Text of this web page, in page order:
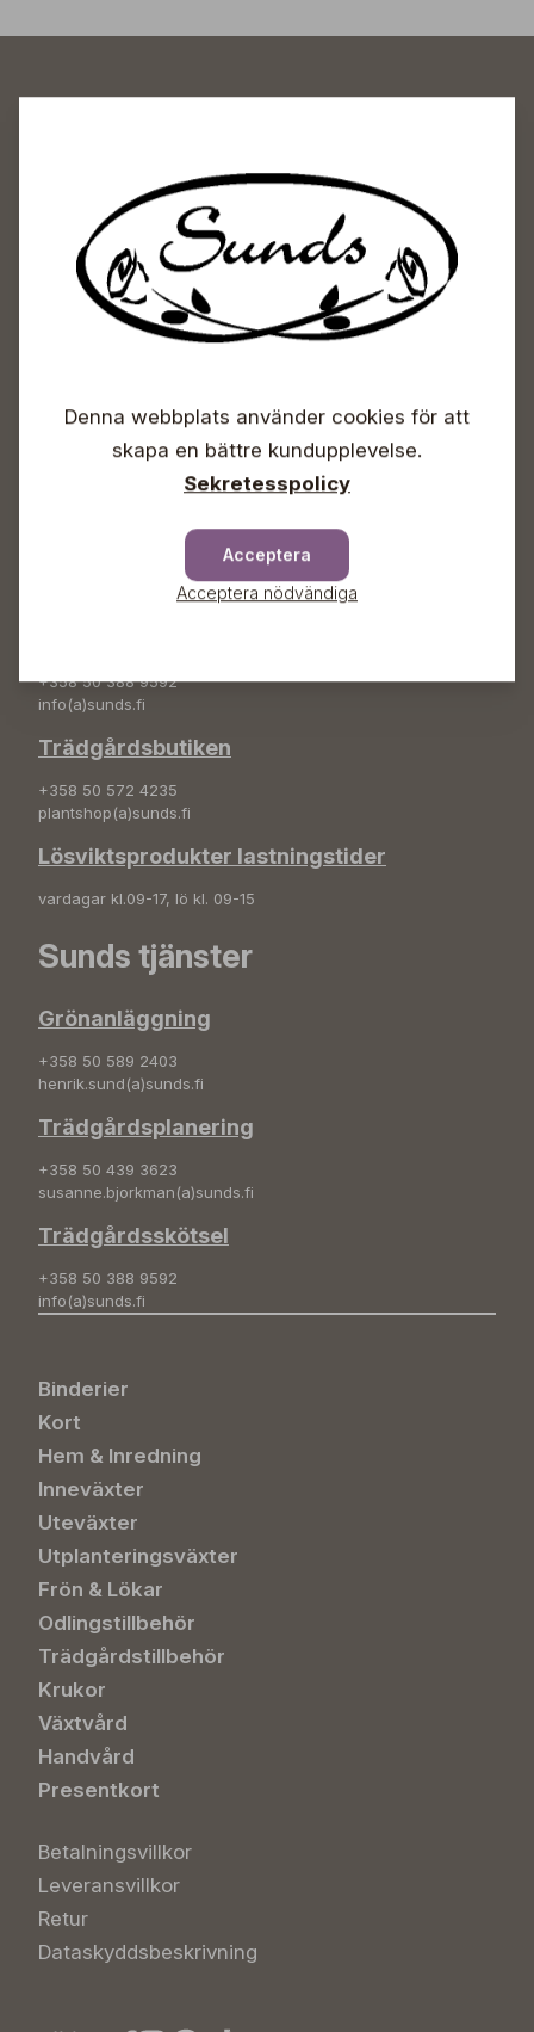
Sunds Trädgårdscenter
Öppet
Vardagar 09-18
Lördagar 09-16
+358 50 388 9592
info(a)sunds.fi
+358 50 388 9592
info(a)sunds.fi
Trädgårdsbutiken
+358 50 572 4235
plantshop(a)sunds.fi
Lösviktsprodukter lastningstider
vardagar kl.09-17, lö kl. 09-15
Sunds tjänster
Grönanläggning
+358 50 589 2403
henrik.sund(a)sunds.fi
Trädgårdsplanering
+358 50 439 3623
susanne.bjorkman(a)sunds.fi
Trädgårdsskötsel
+358 50 388 9592
info(a)sunds.fi
Binderier
Kort
Hem & Inredning
Inneväxter
Uteväxter
Utplanteringsväxter
Frön & Lökar
Odlingstillbehör
Trädgårdstillbehör
Krukor
Växtvård
Handvård
Presentkort
Betalningsvillkor
Leveransvillkor
Retur
Dataskyddsbeskrivning
Denna webbplats använder cookies för att
skapa en bättre kundupplevelse.
Sekretesspolicy
Acceptera
Acceptera nödvändiga